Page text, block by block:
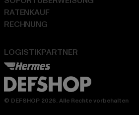
LOGISTIKPARTNER
RATENKAUF
RECHNUNG
© DEFSHOP 2026. Alle Rechte vorbehalten